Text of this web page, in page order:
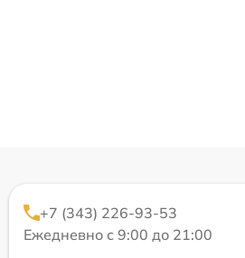
+7 (343) 226-93-53
Ежедневно с 9:00 до 21:00